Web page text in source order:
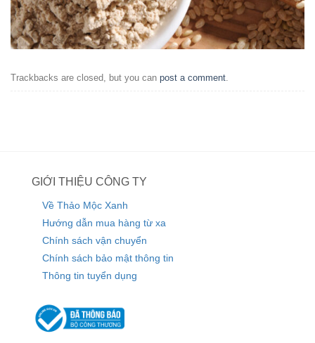
Trackbacks are closed, but you can post a comment
GIỚI THIỆU CÔNG TY
Về Thảo Mộc Xanh
Hướng dẫn mua hàng từ xa
Chính sách vận chuyển
Chính sách bảo mật thông tin
Thông tin tuyển dụng